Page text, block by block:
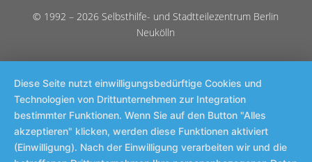
© 1992 – 2026 Selbsthilfe- und Stadtteilezentrum Berlin
Neukölln
Diese Seite nutzt einwilligungsbedürftige Cookies und
Technologien von Drittunternehmen zur Integration
bestimmter Funktionen. Wenn Sie auf den Button "Alles
akzeptieren" klicken, werden diese Funktionen aktiviert
(Einwilligung). Nach der Einwilligung verarbeiten wir und die